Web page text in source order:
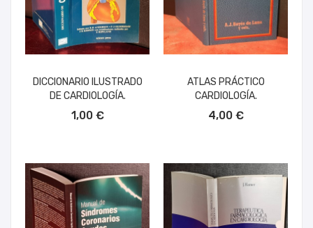
DICCIONARIO ILUSTRADO
DE CARDIOLOGÍA.
1,00 €
ATLAS PRÁCTICO
CARDIOLOGÍA.
4,00 €